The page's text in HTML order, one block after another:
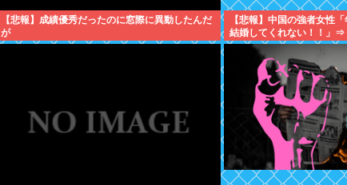
【悲報】成績優秀だったのに窓際に異動したんだ
が
【悲報】中国の強者女性
結婚してくれない！！」